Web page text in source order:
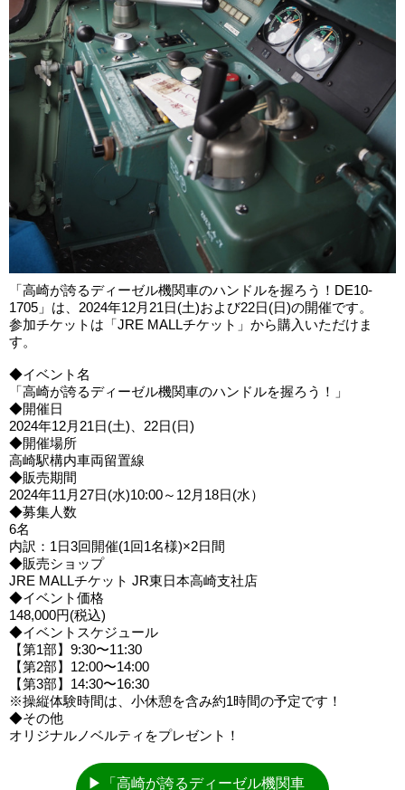
「高崎が誇るディーゼル機関車のハンドルを握ろう！DE10-
1705」は、2024年12月21日(土)および22日(日)の開催です。
参加チケットは「JRE MALLチケット」から購入いただけま
す。
◆イベント名
「高崎が誇るディーゼル機関車のハンドルを握ろう！」
◆開催日
2024年12月21日(土)、22日(日)
◆開催場所
高崎駅構内車両留置線
◆販売期間
2024年11月27日(水)10:00～12月18日(水）
◆募集人数
6名
内訳：1日3回開催(1回1名様)×2日間
◆販売ショップ
JRE MALLチケット JR東日本高崎支社店
◆イベント価格
148,000円(税込)
◆イベントスケジュール
【第1部】9:30〜11:30
【第2部】12:00〜14:00
【第3部】14:30〜16:30
※操縦体験時間は、小休憩を含み約1時間の予定です！
◆その他
オリジナルノベルティをプレゼント！
▶「高崎が誇るディーゼル機関車